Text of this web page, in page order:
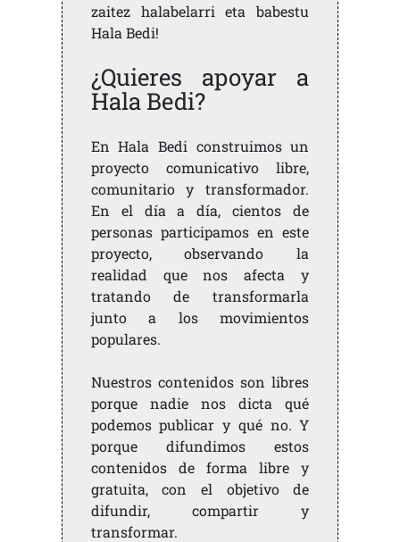
zaitez halabelarri eta babestu
Hala Bedi!
¿Quieres apoyar a
Hala Bedi?
En Hala Bedi construimos un
proyecto comunicativo libre,
comunitario y transformador.
En el día a día, cientos de
personas participamos en este
proyecto, observando la
realidad que nos afecta y
tratando de transformarla
junto a los movimientos
populares.
Nuestros contenidos son libres
porque nadie nos dicta qué
podemos publicar y qué no. Y
porque difundimos estos
contenidos de forma libre y
gratuita, con el objetivo de
difundir, compartir y
transformar.